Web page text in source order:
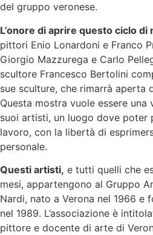
del gruppo veronese.
L’onore di aprire questo ciclo di
pittori Enio Lonardoni e Franco
Giorgio Mazzurega e Carlo
scultore Francesco Bertolini
sue sculture, che rimarrà aperta
Questa mostra vuole essere
suoi artisti, un luogo dove poter
lavoro, con la libertà di
personale.
Questi artisti, e tutti quelli che
mesi, appartengono al Gruppo
Nardi, nato a Verona nel 1966 e
nel 1989. L’associazione è
pittore e docente di arte di